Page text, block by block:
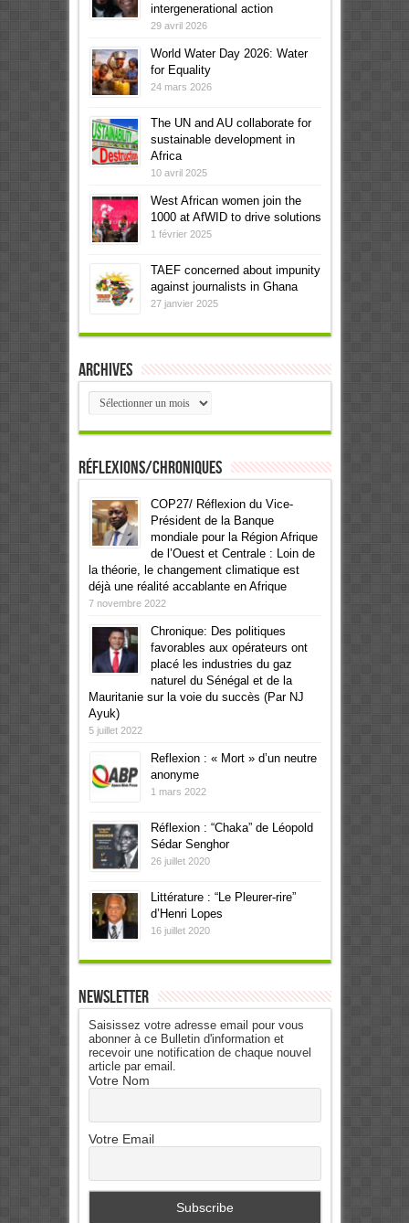
intergenerational action
29 avril 2026
World Water Day 2026: Water
for Equality
24 mars 2026
The UN and AU collaborate for
sustainable development in
Africa
10 avril 2025
West African women join the
1000 at AfWID to drive solutions
1 février 2025
TAEF concerned about impunity
against journalists in Ghana
27 janvier 2025
Archives
Archives
Réflexions/Chroniques
COP27/ Réflexion du Vice-
Président de la Banque
mondiale pour la Région Afrique
de l’Ouest et Centrale : Loin de
la théorie, le changement climatique est
déjà une réalité accablante en Afrique
7 novembre 2022
Chronique: Des politiques
favorables aux opérateurs ont
placé les industries du gaz
naturel du Sénégal et de la
Mauritanie sur la voie du succès (Par NJ
Ayuk)
5 juillet 2022
Reflexion : « Mort » d’un neutre
anonyme
1 mars 2022
Réflexion : “Chaka” de Léopold
Sédar Senghor
26 juillet 2020
Littérature : “Le Pleurer-rire”
d’Henri Lopes
16 juillet 2020
Newsletter
Saisissez votre adresse email pour vous
abonner à ce Bulletin d'information et
recevoir une notification de chaque nouvel
article par email.
Votre Nom
Votre Email